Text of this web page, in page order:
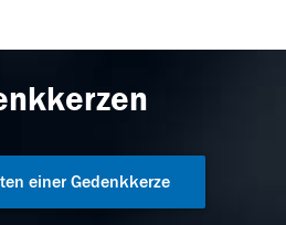
einer Gedenkkerze